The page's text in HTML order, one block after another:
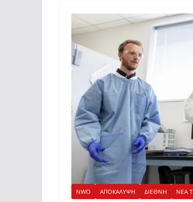
NWO ΑΠΟΚΑΛΥΨΗ ΔΙΕΘΝΗ ΝΕΑ